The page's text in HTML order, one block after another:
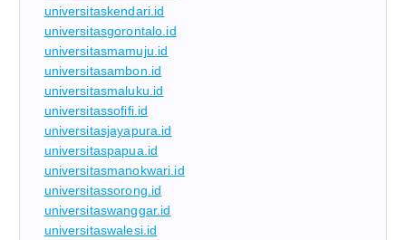
universitaskendari.id
universitasgorontalo.id
universitasmamuju.id
universitasambon.id
universitasmaluku.id
universitassofifi.id
universitasjayapura.id
universitaspapua.id
universitasmanokwari.id
universitassorong.id
universitaswanggar.id
universitaswalesi.id